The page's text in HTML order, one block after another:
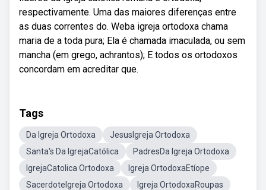
respectivamente. Uma das maiores diferenças entre
as duas correntes do. Weba igreja ortodoxa chama
maria de a toda pura; Ela é chamada imaculada, ou sem
mancha (em grego, achrantos); E todos os ortodoxos
concordam em acreditar que.
Tags
Da Igreja Ortodoxa
JesusIgreja Ortodoxa
Santa's Da IgrejaCatólica
PadresDa Igreja Ortodoxa
IgrejaCatolica Ortodoxa
Igreja OrtodoxaEtíope
SacerdoteIgreja Ortodoxa
Igreja OrtodoxaRoupas